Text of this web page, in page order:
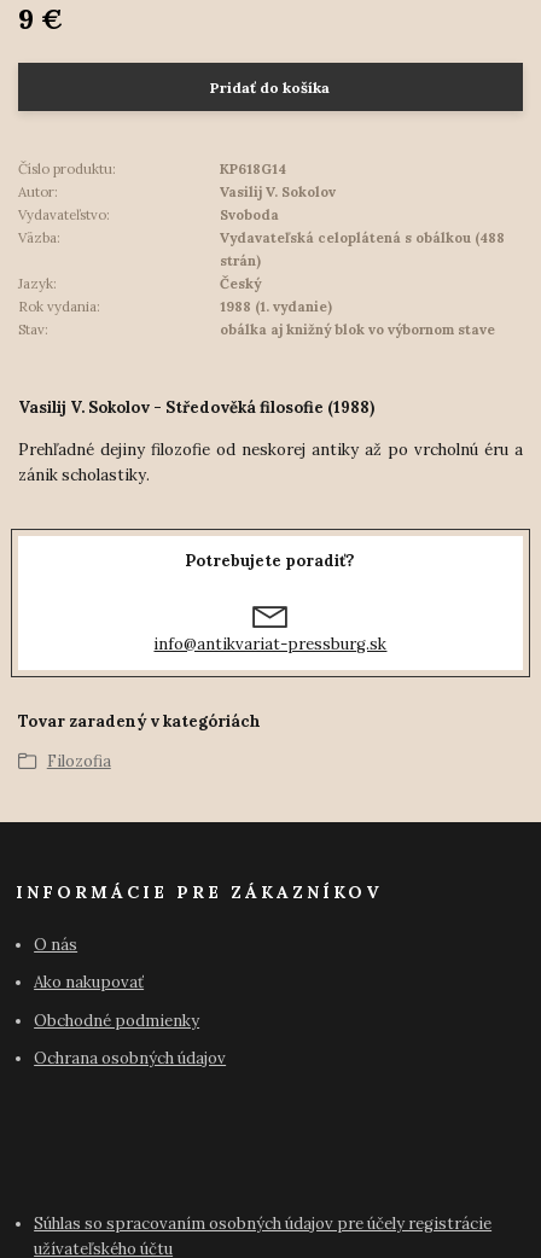
9 €
Pridať do košíka
Číslo produktu:
KP618G14
Autor:
Vasilij V. Sokolov
Vydavateľstvo:
Svoboda
Väzba:
Vydavateľská celoplátená s obálkou (488
strán)
Jazyk:
Český
Rok vydania:
1988 (1. vydanie)
Stav:
obálka aj knižný blok vo výbornom stave
Vasilij V. Sokolov - Středověká filosofie (1988)
Prehľadné dejiny filozofie od neskorej antiky až po vrcholnú éru a
zánik scholastiky.
Potrebujete poradiť?
info@antikvariat-pressburg.sk
Tovar zaradený v kategóriách
Filozofia
INFORMÁCIE PRE ZÁKAZNÍKOV
O nás
Ako nakupovať
Obchodné podmienky
Ochrana osobných údajov
Súhlas so spracovaním osobných údajov pre účely registrácie
užívateľského účtu